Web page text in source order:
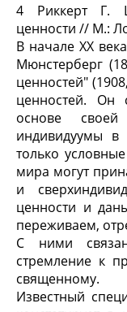
4 Риккерт Г.
ценности // М.:
В начале XX
Мюнстерберг
ценностей"
ценностей. Он
основе
индивидуумы в
только
мира могут
и
ценности и
переживаем,
С ними
стремление к
священному.
Известный